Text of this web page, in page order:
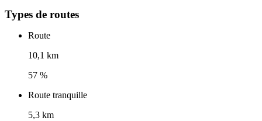
Types de routes
Route
10,1 km
57 %
Route tranquille
5,3 km